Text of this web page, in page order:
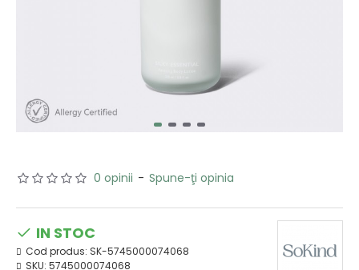
0 opinii - Spune-ţi opinia
IN STOC
Cod produs: SK-5745000074068
SKU: 5745000074068